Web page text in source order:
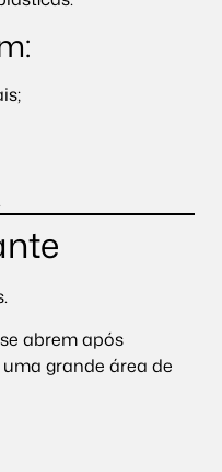
abrem após
grande área de